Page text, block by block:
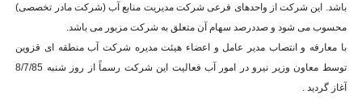
باشد. این شرکت از واحدهای فرعی شرکت مدیریت منابع آب (شرکت مادر تخصصی)
محسوب می شود و صددرصد سهام آن متعلق به شرکت مزبور می باشد.
با معارفه و انتصاب مدیر عامل و اعضاء هیئت مدیره شرکت آب منطقه ای قزوین
توسط معاون وزیر نیرو در امور آب فعالیت این شرکت رسماً از روز شنبه 8/7/85
آغاز گردید .